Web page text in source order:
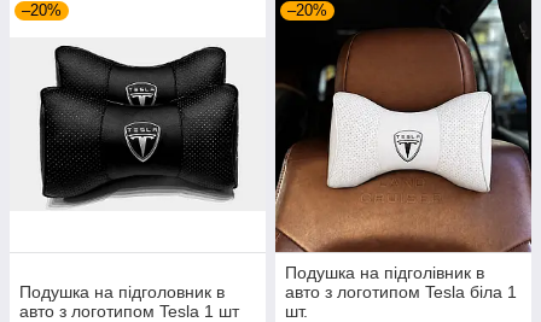
–20%
Подушка на підголовник в
авто з логотипом Tesla 1 шт
–20%
Подушка на підголівник в
авто з логотипом Tesla біла 1
шт.